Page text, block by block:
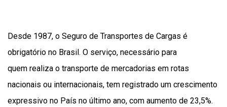
Desde 1987, o Seguro de Transportes de Cargas é
obrigatório no Brasil. O serviço, necessário para
quem realiza o transporte de mercadorias em rotas
nacionais ou internacionais, tem registrado um crescimento
expressivo no País no último ano, com aumento de 23,5%.